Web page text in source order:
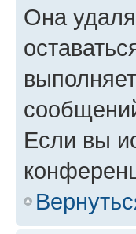
Она
Если вы